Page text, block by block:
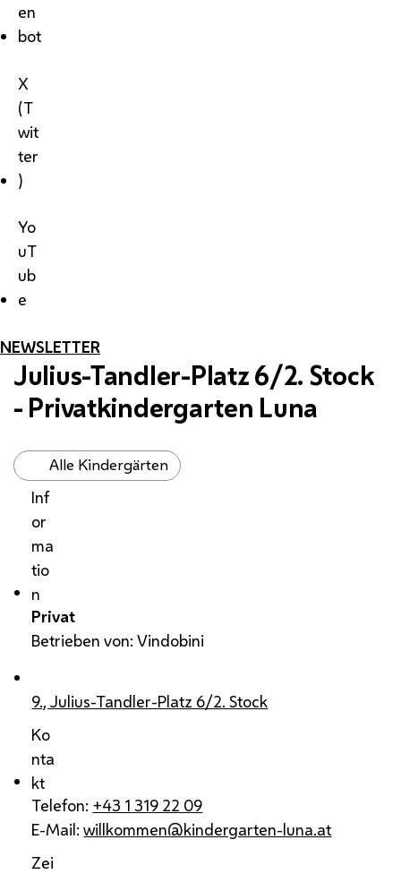
en
bot
X
(T
wit
ter
)
Yo
uT
ub
e
NEWSLETTER
Julius-Tandler-Platz 6/2. Stock
- Privatkindergarten Luna
Alle Kindergärten
Inf
or
ma
tio
n
Privat
Betrieben von: Vindobini
9., Julius-Tandler-Platz 6/2. Stock
Ko
nta
kt
Telefon: +43 1 319 22 09
E-Mail:willkommen@kindergarten-luna.at
Zei